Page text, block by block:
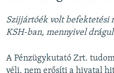
Szijjártóék volt befektetési
KSH-ban, mennyivel
A Pénzügykutató Zrt.
véli, nem erősíti a hivatal